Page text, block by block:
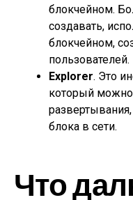
блокчейном.
создавать,
блокчейном,
пользователей.
Explorer. Это
который можно
блока в сети.
Что